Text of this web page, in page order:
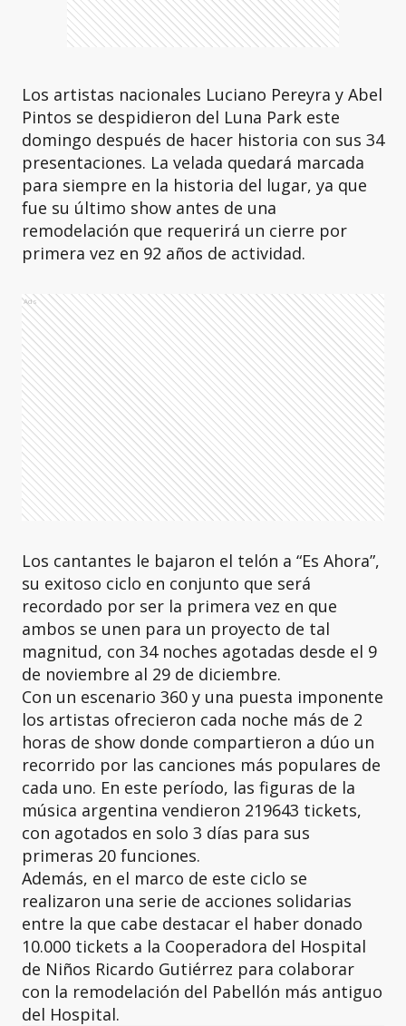
Los artistas nacionales Luciano Pereyra y Abel
Pintos se despidieron del Luna Park este
domingo después de hacer historia con sus 34
presentaciones. La velada quedará marcada
para siempre en la historia del lugar, ya que
fue su último show antes de una
remodelación que requerirá un cierre por
primera vez en 92 años de actividad.
Ads
Los cantantes le bajaron el telón a “Es Ahora”,
su exitoso ciclo en conjunto que será
recordado por ser la primera vez en que
ambos se unen para un proyecto de tal
magnitud, con 34 noches agotadas desde el 9
de noviembre al 29 de diciembre.
Con un escenario 360 y una puesta imponente
los artistas ofrecieron cada noche más de 2
horas de show donde compartieron a dúo un
recorrido por las canciones más populares de
cada uno. En este período, las figuras de la
música argentina vendieron 219643 tickets,
con agotados en solo 3 días para sus
primeras 20 funciones.
Además, en el marco de este ciclo se
realizaron una serie de acciones solidarias
entre la que cabe destacar el haber donado
10.000 tickets a la Cooperadora del Hospital
de Niños Ricardo Gutiérrez para colaborar
con la remodelación del Pabellón más antiguo
del Hospital.